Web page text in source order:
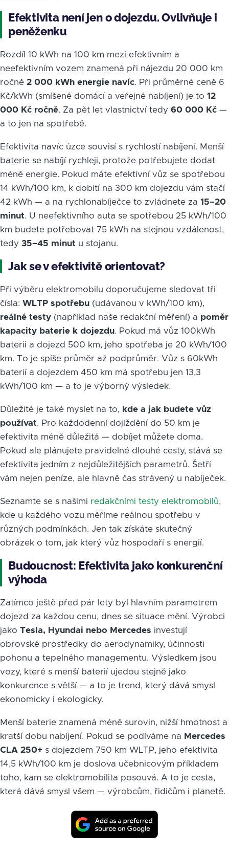
Efektivita není jen o dojezdu. Ovlivňuje i
peněženku
Rozdíl 10 kWh na 100 km mezi efektivním a
neefektivním vozem znamená při nájezdu 20 000 km
ročně 2 000 kWh energie navíc. Při průměrné ceně 6
Kč/kWh (smíšené domácí a veřejné nabíjení) je to 12
000 Kč ročně. Za pět let vlastnictví tedy 60 000 Kč —
a to jen na spotřebě.
Efektivita navíc úzce souvisí s rychlostí nabíjení. Menší
baterie se nabíjí rychleji, protože potřebujete dodat
méně energie. Pokud máte efektivní vůz se spotřebou
14 kWh/100 km, k dobití na 300 km dojezdu vám stačí
42 kWh — a na rychlonabíječce to zvládnete za 15–20
minut. U neefektivního auta se spotřebou 25 kWh/100
km budete potřebovat 75 kWh na stejnou vzdálenost,
tedy 35–45 minut u stojanu.
Jak se v efektivitě orientovat?
Při výběru elektromobilu doporučujeme sledovat tři
čísla: WLTP spotřebu (udávanou v kWh/100 km),
reálné testy (například naše redakční měření) a poměr
kapacity baterie k dojezdu. Pokud má vůz 100kWh
baterii a dojezd 500 km, jeho spotřeba je 20 kWh/100
km. To je spíše průměr až podprůměr. Vůz s 60kWh
baterií a dojezdem 450 km má spotřebu jen 13,3
kWh/100 km — a to je výborný výsledek.
Důležité je také myslet na to, kde a jak budete vůz
používat. Pro každodenní dojíždění do 50 km je
efektivita méně důležitá — dobíjet můžete doma.
Pokud ale plánujete pravidelné dlouhé cesty, stává se
efektivita jedním z nejdůležitějších parametrů. Šetří
vám nejen peníze, ale hlavně čas strávený u nabíječek.
Seznamte se s našimi redakčními testy elektromobilů,
kde u každého vozu měříme reálnou spotřebu v
různých podmínkách. Jen tak získáte skutečný
obrázek o tom, jak který vůz hospodaří s energií.
Budoucnost: Efektivita jako konkurenční
výhoda
Zatímco ještě před pár lety byl hlavním parametrem
dojezd za každou cenu, dnes se situace mění. Výrobci
jako Tesla, Hyundai nebo Mercedes investují
obrovské prostředky do aerodynamiky, účinnosti
pohonu a tepelného managementu. Výsledkem jsou
vozy, které s menší baterií ujedou stejně jako
konkurence s větší — a to je trend, který dává smysl
ekonomicky i ekologicky.
Menší baterie znamená méně surovin, nižší hmotnost a
kratší dobu nabíjení. Pokud se podíváme na Mercedes
CLA 250+ s dojezdem 750 km WLTP, jeho efektivita
14,5 kWh/100 km je doslova učebnicovým příkladem
toho, kam se elektromobilita posouvá. A to je cesta,
která dává smysl všem — výrobcům, řidičům i planetě.